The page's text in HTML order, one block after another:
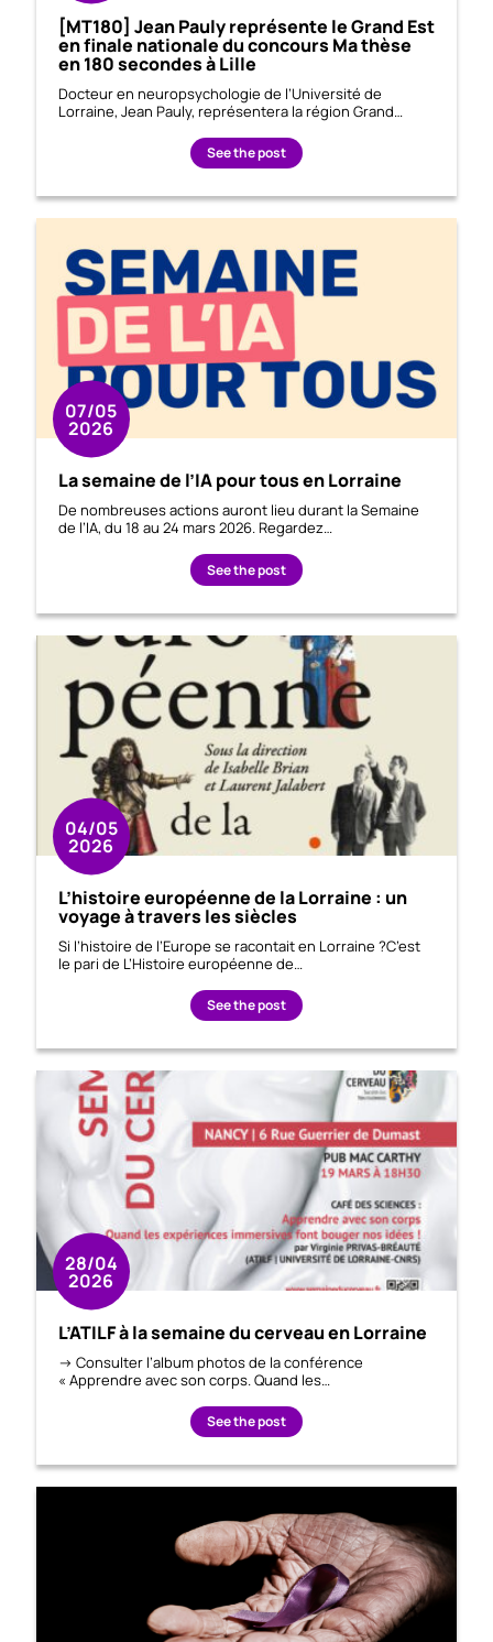
[MT180] Jean Pauly représente le Grand Est
en finale nationale du concours Ma thèse
en 180 secondes à Lille
Docteur en neuropsychologie de l’Université de
Lorraine, Jean Pauly, représentera la région Grand…
See the post
07/05
2026
La semaine de l’IA pour tous en Lorraine
De nombreuses actions auront lieu durant la Semaine
de l’IA, du 18 au 24 mars 2026. Regardez…
See the post
04/05
2026
L’histoire européenne de la Lorraine : un
voyage à travers les siècles
Si l’histoire de l’Europe se racontait en Lorraine ?C’est
le pari de L’Histoire européenne de…
See the post
28/04
2026
L’ATILF à la semaine du cerveau en Lorraine
-> Consulter l’album photos de la conférence
« Apprendre avec son corps. Quand les…
See the post